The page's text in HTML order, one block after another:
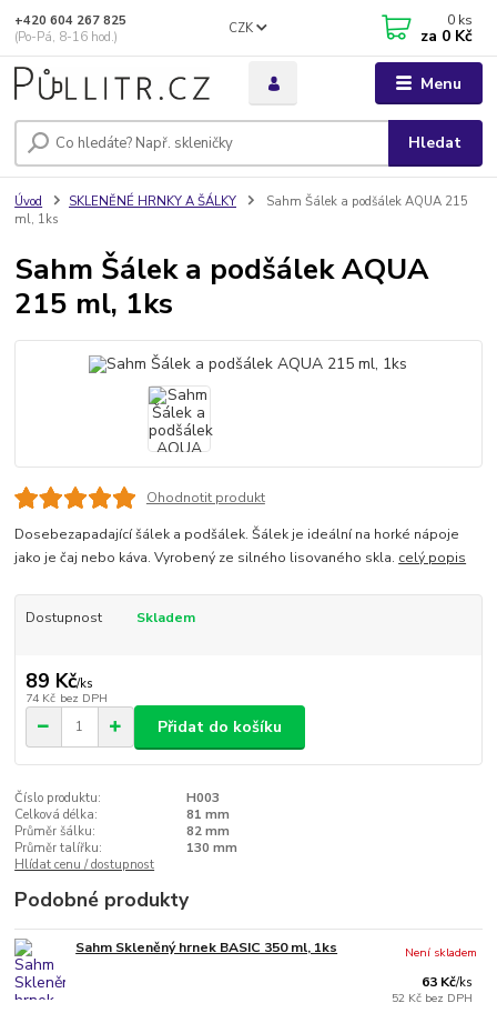
Menu
CZK
Hledat
+420 604 267 825
(Po-Pá, 8-16 hod.)
0 ks
za 0 Kč
Úvod SKLENĚNÉ HRNKY A ŠÁLKY
Sahm Šálek a podšálek AQUA 215
ml, 1ks
Sahm Šálek a podšálek AQUA
215 ml, 1ks
Ohodnotit produkt
Dosebezapadající šálek a podšálek. Šálek je ideální na horké nápoje
jako je čaj nebo káva. Vyrobený ze silného lisovaného skla. celý popis
Dostupnost Skladem
89 Kč/ks
74 Kč bez DPH
Přidat do košíku
Číslo produktu:
H003
Celková délka:
81 mm
Průměr šálku:
82 mm
Průměr talířku:
130 mm
Hlídat cenu / dostupnost
Podobné produkty
Sahm Skleněný hrnek BASIC 350 ml, 1ks
63 Kč/ks
52 Kč bez DPH
Není skladem